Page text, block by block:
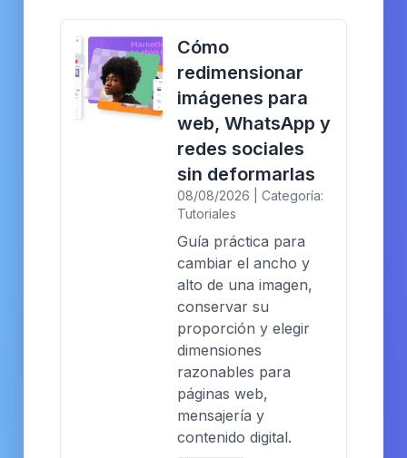
Cómo
redimensionar
imágenes para
web, WhatsApp y
redes sociales
sin deformarlas
08/08/2026 | Categoría:
Tutoriales
Guía práctica para
cambiar el ancho y
alto de una imagen,
conservar su
proporción y elegir
dimensiones
razonables para
páginas web,
mensajería y
contenido digital.